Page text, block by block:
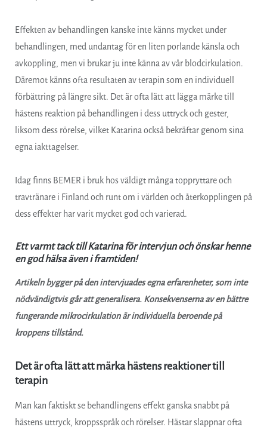
Effekten av behandlingen kanske inte känns mycket under
behandlingen, med undantag för en liten porlande känsla och
avkoppling, men vi brukar ju inte känna av vår blodcirkulation.
Däremot känns ofta resultaten av terapin som en individuell
förbättring på längre sikt. Det är ofta lätt att lägga märke till
hästens reaktion på behandlingen i dess uttryck och gester,
liksom dess rörelse, vilket Katarina också bekräftar genom sina
egna iakttagelser.
Idag finns BEMER i bruk hos väldigt många toppryttare och
travtränare i Finland och runt om i världen och återkopplingen på
dess effekter har varit mycket god och varierad.
Ett varmt tack till Katarina för intervjun och önskar henne
en god hälsa även i framtiden!
Artikeln bygger på den intervjuades egna erfarenheter, som inte
nödvändigtvis går att generalisera. Konsekvenserna av en bättre
fungerande mikrocirkulation är individuella beroende på
kroppens tillstånd.
Det är ofta lätt att märka hästens reaktioner till
terapin
Man kan faktiskt se behandlingens effekt ganska snabbt på
hästens uttryck, kroppsspråk och rörelser. Hästar slappnar ofta